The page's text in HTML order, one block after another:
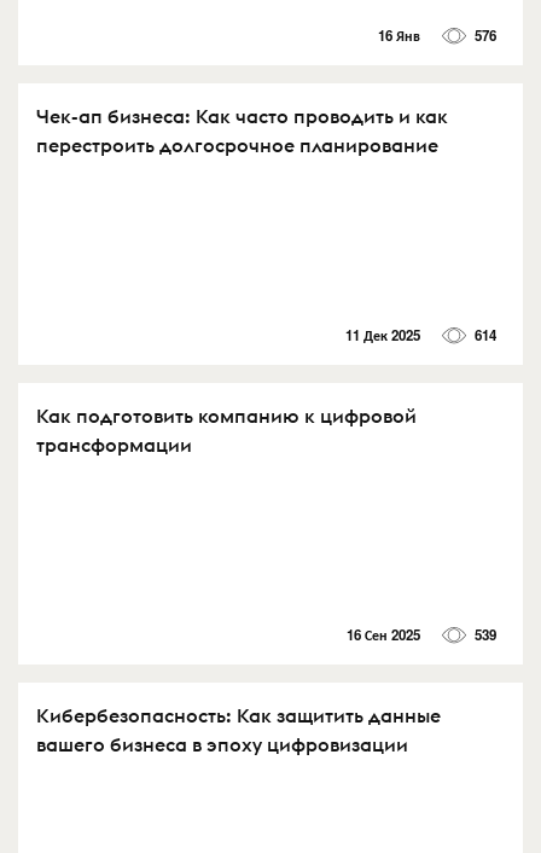
16 Янв 576
Чек-ап бизнеса: Как часто проводить и как
перестроить долгосрочное планирование
11 Дек 2025 614
Как подготовить компанию к цифровой
трансформации
16 Сен 2025 539
Кибербезопасность: Как защитить данные
вашего бизнеса в эпоху цифровизации